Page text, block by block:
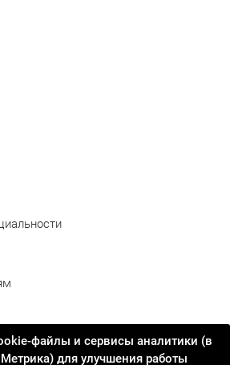
файлы и сервисы аналитики (в
для улучшения работы